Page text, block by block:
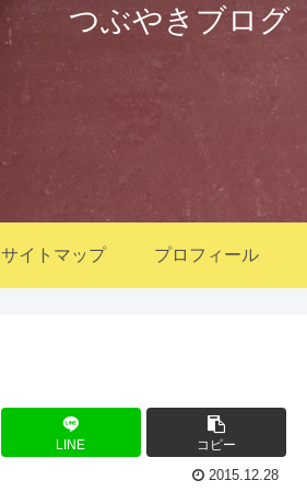
つぶやきブログ
サイトマップ プロフィール
LINE コピー
2015.12.28